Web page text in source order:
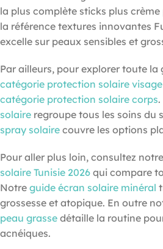
la plus complète sticks plus crème
la référence textures innovantes
excelle sur peaux sensibles et
Par ailleurs, pour explorer toute la
catégorie protection solaire visage
catégorie protection solaire corps
solaire regroupe tous les soins du
spray solaire couvre les options
Pour aller plus loin, consultez notre
solaire Tunisie 2026 qui compare
Notre guide écran solaire minéral
grossesse et atopique. En outre
peau grasse détaille la routine
acnéiques.